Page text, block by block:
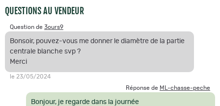
QUESTIONS AU VENDEUR
Question de 3ours9
Bonsoir, pouvez-vous me donner le diamètre de la partie
centrale blanche svp ?
Merci
le 23/05/2024
Réponse de ML-chasse-peche
Bonjour, je regarde dans la journée